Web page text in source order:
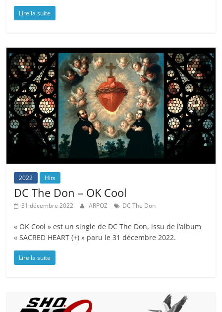
Lire la suite
2022 Hits
DC The Don – OK Cool
31 décembre 2022 ARPOZ DC The Don
« OK Cool » est un single de DC The Don, issu de l’album
« SACRED HEART (+) » paru le 31 décembre 2022.
Lire la suite